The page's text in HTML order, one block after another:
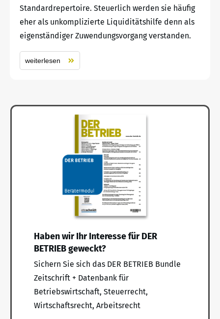
Standardrepertoire. Steuerlich werden sie häufig
eher als unkomplizierte Liquiditätshilfe denn als
eigenständiger Zuwendungsvorgang verstanden.
weiterlesen
Haben wir Ihr Interesse für DER
BETRIEB geweckt?
Sichern Sie sich das DER BETRIEB Bundle
Zeitschrift + Datenbank für
Betriebswirtschaft, Steuerrecht,
Wirtschaftsrecht, Arbeitsrecht